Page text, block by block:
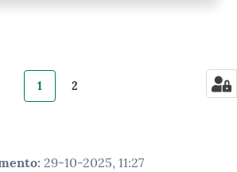
Pagina precedente
Pagina
1 Pagina
2
: 29-10-2025, 11:27